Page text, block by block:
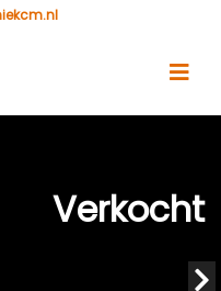
Verkocht